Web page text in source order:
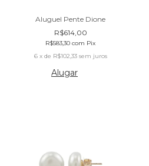
Aluguel Pente Dione
R$614,00
R$583,30 com Pix
6 x de R$102,33 sem juros
Alugar